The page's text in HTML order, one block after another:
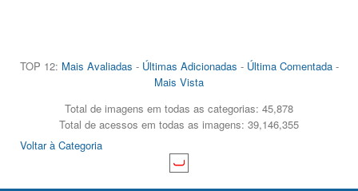
TOP 12: Mais Avaliadas - Últimas Adicionadas - Última Comentada-
Mais Vista
Total de imagens em todas as categorias: 45,878
Total de acessos em todas as imagens: 39,146,355
Voltar à Categoria